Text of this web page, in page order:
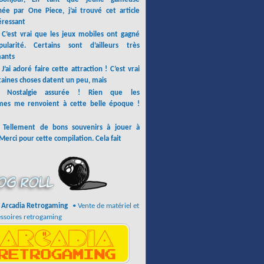
par One Piece, j’ai trouvé cet article
C’est vrai que les jeux mobiles ont gagné
Certains sont d’ailleurs très
J’ai adoré faire cette attraction ! C’est vrai
choses datent un peu, mais
Nostalgie assurée ! Rien que les
me renvoient à cette belle époque !
Tellement de bons souvenirs à jouer à
pour cette compilation. Cela fait
Arcadia Retrogaming
• Vente de matériel et
retrogaming